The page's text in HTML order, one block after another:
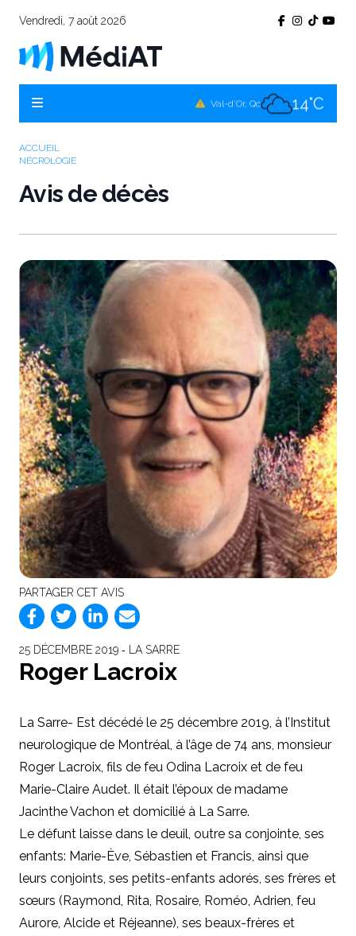
Vendredi, 7 août 2026
Val-d'Or, Qc 14°C
ACCUEIL
NÉCROLOGIE
Avis de décès
PARTAGER CET AVIS
25 DÉCEMBRE 2019 ‐ LA SARRE
Roger Lacroix
La Sarre- Est décédé le 25 décembre 2019, à l’Institut
neurologique de Montréal, à l’âge de 74 ans, monsieur
Roger Lacroix, fils de feu Odina Lacroix et de feu
Marie-Claire Audet. Il était l’époux de madame
Jacinthe Vachon et domicilié à La Sarre.
Le défunt laisse dans le deuil, outre sa conjointe, ses
enfants: Marie-Ève, Sébastien et Francis, ainsi que
leurs conjoints, ses petits-enfants adorés, ses frères et
sœurs (Raymond, Rita, Rosaire, Roméo, Adrien, feu
Aurore, Alcide et Réjeanne), ses beaux-frères et